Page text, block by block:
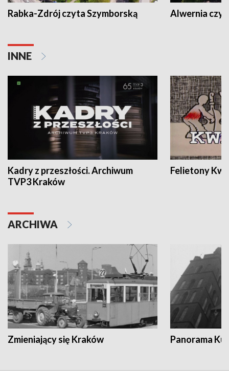
Rabka-Zdrój czyta Szymborską Alwernia
INNE
Kadry z przeszłości. Archiwum
TVP3 Kraków
Felietony
ARCHIWA
Zmieniający się Kraków Panorama